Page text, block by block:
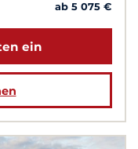
ab 5 075 €
ein